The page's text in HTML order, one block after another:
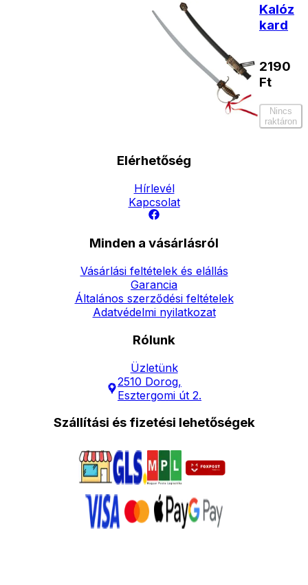
Kalóz
kard
2190
Ft
Nincs
raktáron
Elérhetőség
Hírlevél
Kapcsolat
Minden a vásárlásról
Vásárlási feltételek és elállás
Garancia
Általános szerződési feltételek
Adatvédelmi nyilatkozat
Rólunk
Üzletünk
2510 Dorog,
Esztergomi út 2.
Szállítási és fizetési lehetőségek